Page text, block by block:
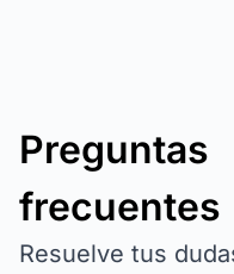
Preguntas
frecuentes
Resuelve tus